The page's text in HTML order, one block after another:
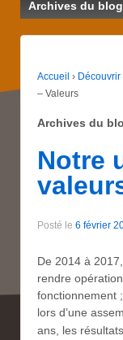
Archives du blog
Accueil ›
– Valeurs
Archives du
Notre
Posté le 6 février
De 2014 à
rendre
fonctionnement
lors d’une
ans, les